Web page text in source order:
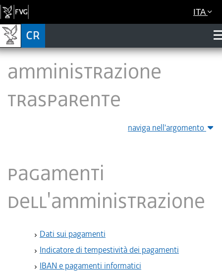
ITA
Amministrazione
Trasparente
naviga nell'argomento
Pagamenti
dell'amministrazione
Dati sui pagamenti
Indicatore di tempestività dei pagamenti
IBAN e pagamenti informatici